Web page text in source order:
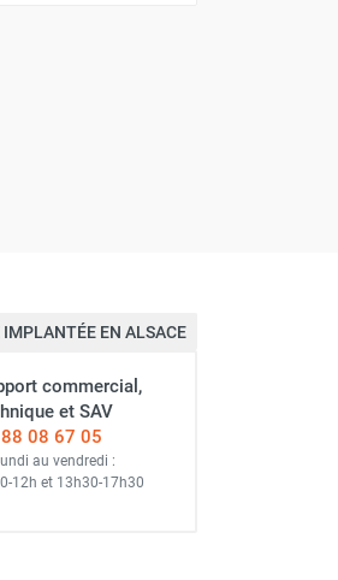
EN ALSACE
commercial,
et SAV
08 67 05
au vendredi :
12h et 13h30-17h30